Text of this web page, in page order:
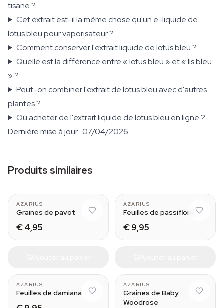
tisane ?
Cet extrait est-il la même chose qu'un e-liquide de
lotus bleu pour vaporisateur ?
Comment conserver l'extrait liquide de lotus bleu ?
Quelle est la différence entre « lotus bleu » et « lis bleu
» ?
Peut-on combiner l'extrait de lotus bleu avec d'autres
plantes ?
Où acheter de l'extrait liquide de lotus bleu en ligne ?
Dernière mise à jour : 07/04/2026
Produits similaires
AZARIUS
Graines de pavot
€ 4,95
AZARIUS
Feuilles de passiflore
€ 9,95
AZARIUS
Feuilles de damiana
AZARIUS
Graines de Baby
Woodrose